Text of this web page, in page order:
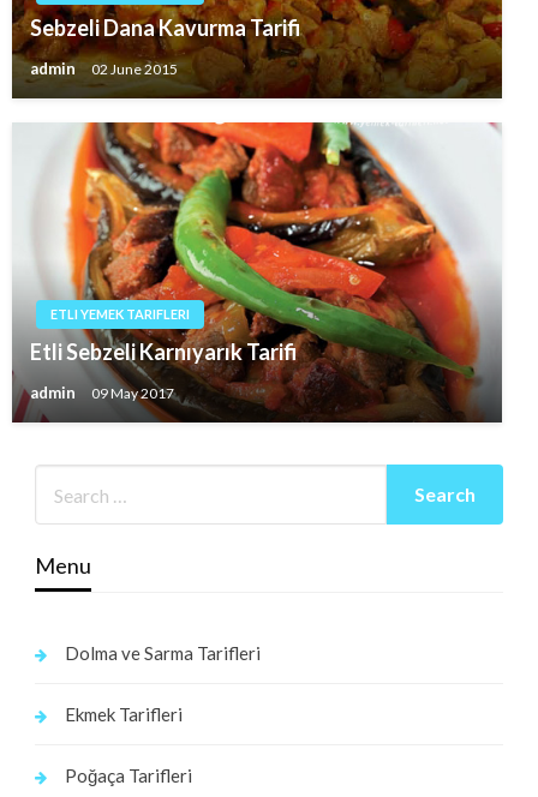
Sebzeli Dana Kavurma Tarifi
admin 02 June 2015
ETLI YEMEK TARIFLERI
Etli Sebzeli Karnıyarık Tarifi
admin 09 May 2017
Menu
Dolma ve Sarma Tarifleri
Ekmek Tarifleri
Poğaça Tarifleri